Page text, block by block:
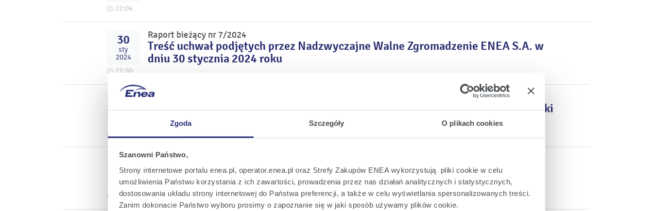
Zgoda Szczegóły O plikach cookies
Szanowni Państwo,
Strony internetowe portalu enea.pl, operator.enea.pl oraz Strefy Zakupów ENEA wykorzystują pliki cookie w celu
umożliwienia Państwu korzystania z ich zawartości, prowadzenia przez nas działań analitycznych i statystycznych,
dostosowania układu strony internetowej do Państwa preferencji, a także w celu wyświetlania spersonalizowanych treści.
Zanim dokonacie Państwo wyboru prosimy o zapoznanie się w jaki sposób używamy plików cookie.
22:04
30
sty
2024
21:50
Raport bieżący nr 7/2024
Treść uchwał podjętych przez Nadzwyczajne Walne Zgromadzenie ENEA S.A. w
dniu 30 stycznia 2024 roku
29
sty
Raport bieżący nr 6/2024
Informacja nt. zamiaru zgłoszenia kandydatów do składu Rady Nadzorczej Spółki
29
sty
2024
18:56
Raport bieżący nr 5/2024
Powołanie w skład Rady Nadzorczej Spółki dokonane przez Ministra Aktywów
Państwowych